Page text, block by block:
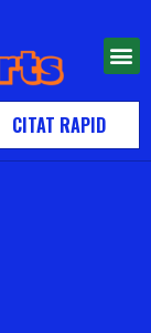
CITAT RAPID